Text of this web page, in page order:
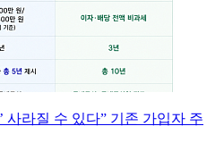
사라질 수 있다” 기존 가입자 주